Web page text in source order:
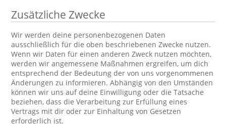
Zusätzliche Zwecke
Wir werden deine personenbezogenen Daten
ausschließlich für die oben beschriebenen Zwecke nutzen.
Wenn wir Daten für einen anderen Zweck nutzen möchten,
werden wir angemessene Maßnahmen ergreifen, um dich
entsprechend der Bedeutung der von uns vorgenommenen
Änderungen zu informieren. Abhängig von den Umständen
können wir uns auf deine Einwilligung oder die Tatsache
beziehen, dass die Verarbeitung zur Erfüllung eines
Vertrags mit dir oder zur Einhaltung von Gesetzen
erforderlich ist.